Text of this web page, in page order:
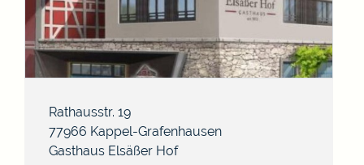
Gasthaus Elsäßer Hof
Rathausstr. 19
77966 Kappel-Grafenhausen